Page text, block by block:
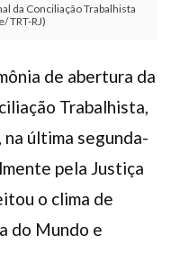
da Conciliação Trabalhista
TRT-RJ)
de abertura da
Trabalhista,
na última segunda-
pela Justiça
o clima de
do Mundo e